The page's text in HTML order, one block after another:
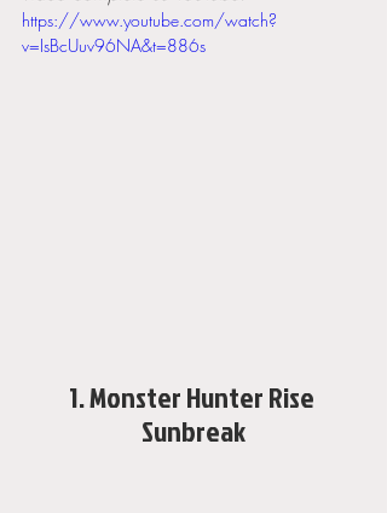
https://www.youtube.com/watch?
v=IsBcUuv96NA&t=886s
1. Monster Hunter Rise
Sunbreak